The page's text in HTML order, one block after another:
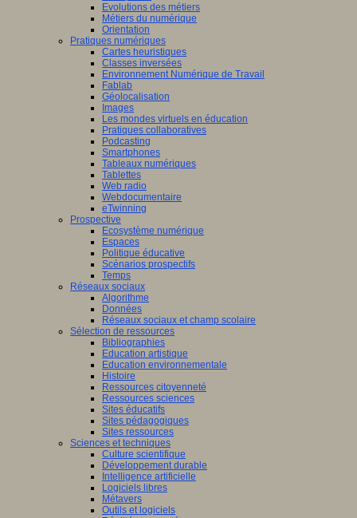
Evolutions des métiers
Métiers du numérique
Orientation
Pratiques numériques
Cartes heuristiques
Classes inversées
Environnement Numérique de Travail
Fablab
Géolocalisation
Images
Les mondes virtuels en éducation
Pratiques collaboratives
Podcasting
Smartphones
Tableaux numériques
Tablettes
Web radio
Webdocumentaire
eTwinning
Prospective
Ecosystème numérique
Espaces
Politique éducative
Scénarios prospectifs
Temps
Réseaux sociaux
Algorithme
Données
Réseaux sociaux et champ scolaire
Sélection de ressources
Bibliographies
Education artistique
Education environnementale
Histoire
Ressources citoyenneté
Ressources sciences
Sites éducatifs
Sites pédagogiques
Sites ressources
Sciences et techniques
Culture scientifique
Développement durable
Intelligence artificielle
Logiciels libres
Métavers
Outils et logiciels